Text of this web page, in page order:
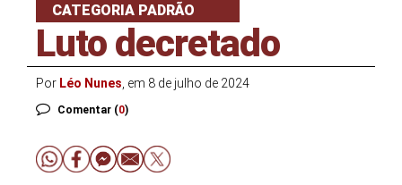
CATEGORIA PADRÃO
Luto decretado
Por Léo Nunes , em 8 de julho de 2024
Comentar (0)